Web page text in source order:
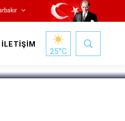
İLETİŞİM
25°C